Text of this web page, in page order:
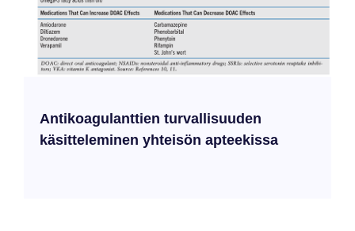
Antikoagulanttien turvallisuuden
käsitteleminen yhteisön apteekissa